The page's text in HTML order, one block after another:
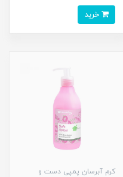
کرم آبرسان پمپی دست و